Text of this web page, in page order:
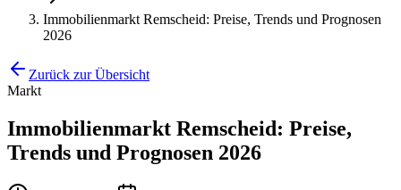
Immobilienmarkt Remscheid: Preise, Trends und Prognosen
2026
Zurück zur Übersicht
Markt
Immobilienmarkt Remscheid: Preise,
Trends und Prognosen 2026